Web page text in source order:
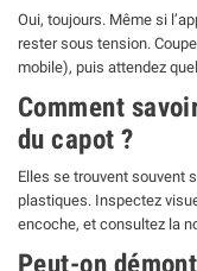
Oui, toujours. Même si
rester sous tension.
mobile), puis attendez
Comment
du capot ?
Elles se trouvent souvent
plastiques. Inspectez
encoche, et consultez la
Peut-on